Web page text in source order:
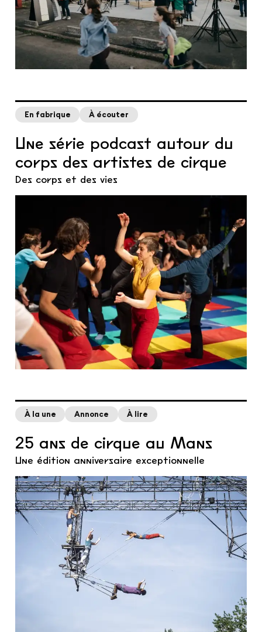
En fabrique À écouter
Une série podcast autour du
corps des artistes de cirque
Des corps et des vies
À la une Annonce À lire
25 ans de cirque au Mans
Une édition anniversaire exceptionnelle